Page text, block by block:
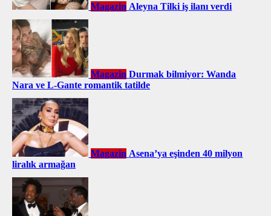
Magazin Aleyna Tilki iş ilanı verdi
Magazin Durmak bilmiyor: Wanda
Nara ve L-Gante romantik tatilde
Magazin Asena’ya eşinden 40 milyon
liralık armağan